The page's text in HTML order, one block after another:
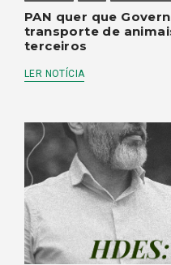
PAN quer que
transporte de
terceiros
LER NOTÍCIA